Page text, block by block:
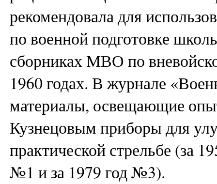
рекомендовала для
по военной подготовке
сборниках МВО по
1960 годах. В журнале
материалы, освещающие
Кузнецовым приборы для
практической стрельбе (за
№1 и за 1979 год №3).